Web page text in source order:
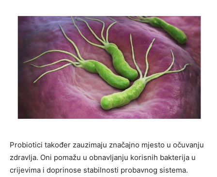
Probiotici također zauzimaju značajno mjesto u očuvanju
zdravlja. Oni pomažu u obnavljanju korisnih bakterija u
crijevima i doprinose stabilnosti probavnog sistema.